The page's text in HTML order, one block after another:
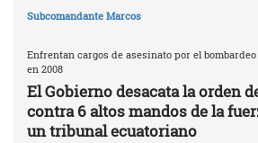
Subcomandante Marcos
Enfrentan cargos de asesinato por el
en 2008
El Gobierno desacata la orden
contra 6 altos mandos de la
un tribunal ecuatoriano